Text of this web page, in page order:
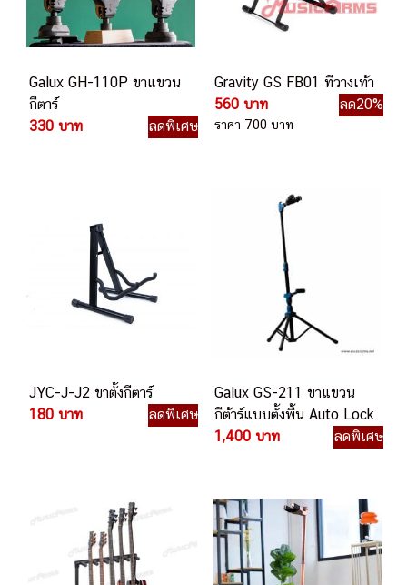
Galux GH-110P ขาแขวน
กีตาร์
330 บาท
ลดพิเศษ
Gravity GS FB01 ทีวางเท้า
560 บาท
ลด20%
ราคา 700 บาท
JYC-J-J2 ขาตั้งกีตาร์
180 บาท
ลดพิเศษ
Galux GS-211 ขาแขวน
กีต้าร์แบบตั้งพื้น Auto Lock
1,400 บาท
ลดพิเศษ